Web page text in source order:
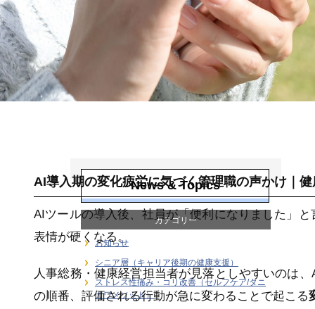
AI導入期の変化疲労に気づく管理職の声かけ｜
AIツールの導入後、社員が「便利になりました」
表情が硬くなる。
人事総務・健康経営担当者が見落としやすいのは
の順番、評価される行動が急に変わることで起こる
News & Topics
カテゴリー
お知らせ
シニア層（キャリア後期の健康支援）
ストレス性痛み・コリ改善（セルフケア/タニ
カワメソッド）